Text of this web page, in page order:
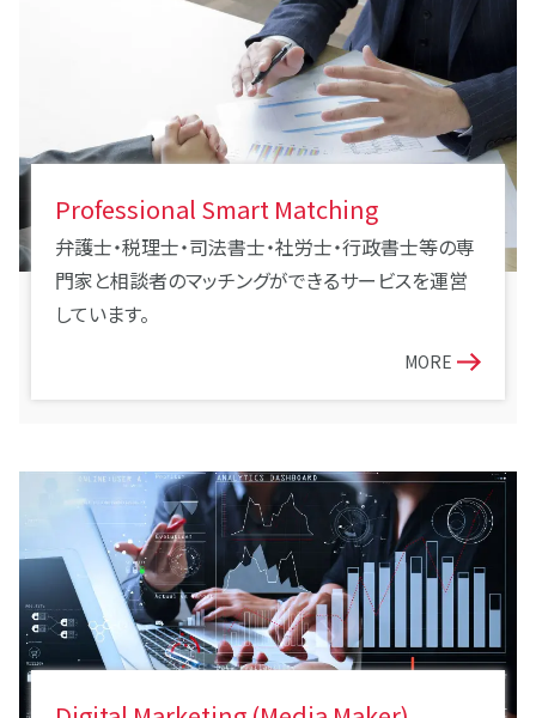
Professional Smart Matching
弁護士・税理士・司法書士・社労士・行政書士等の専
門家と相談者のマッチングができるサービスを運営
しています。
MORE